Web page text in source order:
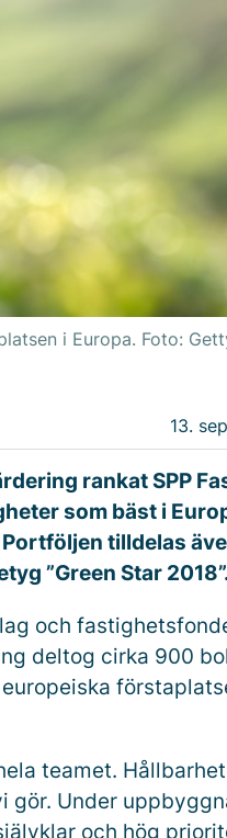
i Europa. Foto:
13.
rankat SPP
som bäst i
tilldelas
”Green Star
och
deltog cirka 900
teamet.
gör. Under
och hög